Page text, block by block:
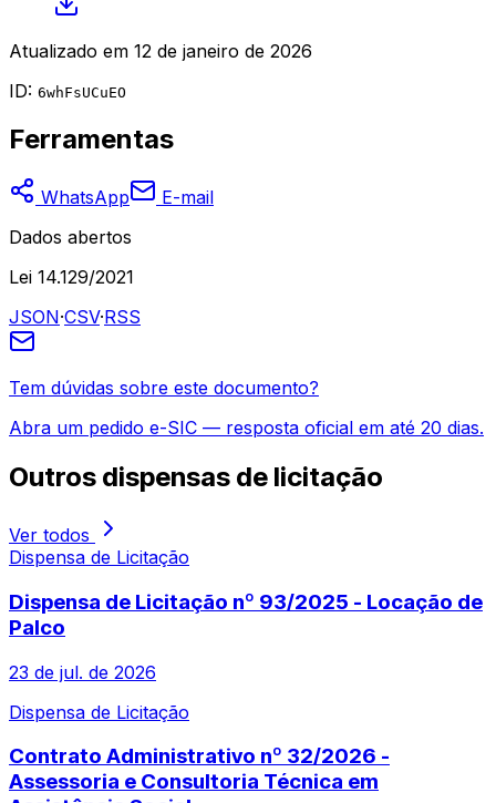
Atualizado em 12 de janeiro de 2026
ID: 6whFsUCuEO
Ferramentas
WhatsApp
E-mail
Dados abertos
Lei 14.129/2021
JSON·CSV·RSS
Tem dúvidas sobre este documento?
Abra um pedido e-SIC — resposta oficial em até 20 dias.
Outros dispensas de licitação
Ver todos
Dispensa de Licitação
Dispensa de Licitação nº 93/2025 - Locação de
Palco
23 de jul. de 2026
Dispensa de Licitação
Contrato Administrativo nº 32/2026 -
Assessoria e Consultoria Técnica em